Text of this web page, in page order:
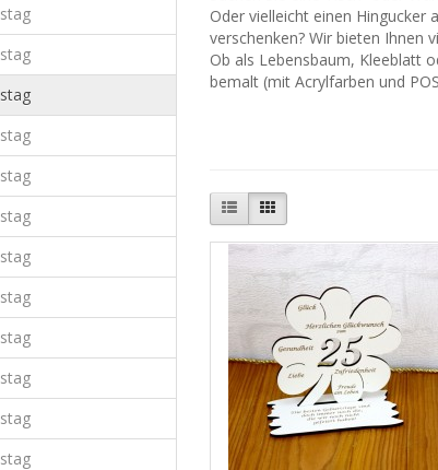
Oder vielleicht einen Hingucker
verschenken? Wir bieten Ihnen
Ob als Lebensbaum, Kleeblatt
bemalt (mit Acrylfarben und